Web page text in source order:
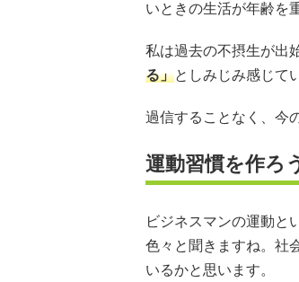
いときの生活が年齢を
私は過去の不摂生が出
る」としみじみ感じて
過信することなく、今
運動習慣を作ろ
ビジネスマンの運動と
色々と聞きますね。社
いるかと思います。